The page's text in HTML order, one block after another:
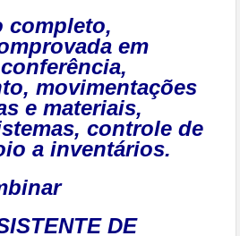
completo,
em
movimentações
e materiais,
controle de
a inventários.
DE